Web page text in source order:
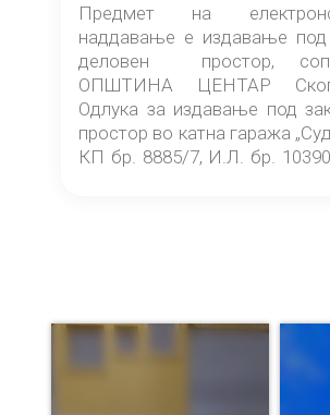
Предмет на
наддавање е издавање под
деловен простор,
ОПШТИНА ЦЕНТАР
Одлука за издавање под
простор во катна гаража
КП бр. 8885/7, И.Л. бр.
понудувач.